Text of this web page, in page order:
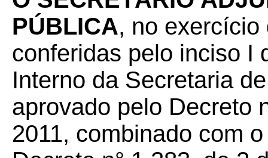
PÚBLICA, no
conferidas pelo inciso I
Interno da Secretaria
aprovado pelo Decreto
2011, combinado com